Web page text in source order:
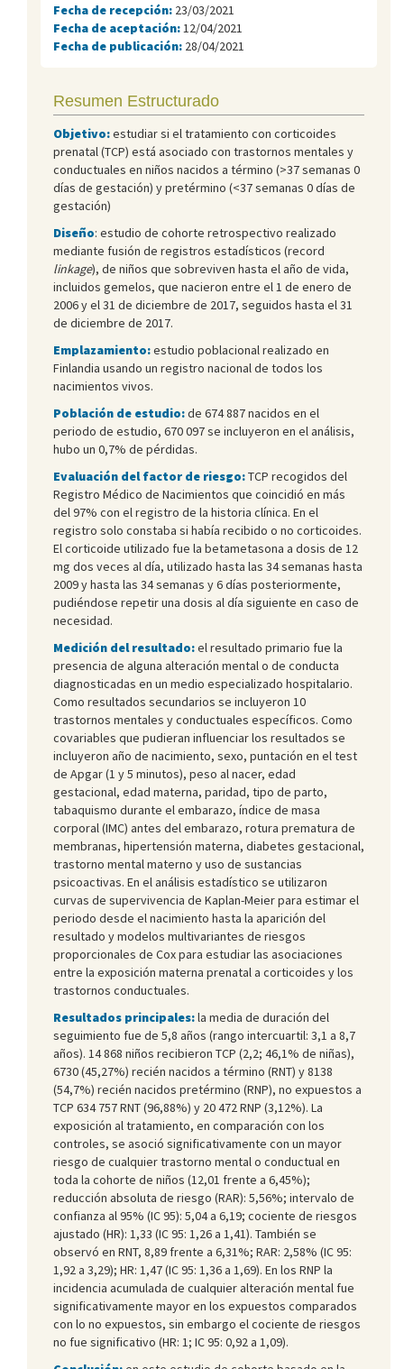
Fecha de recepción: 23/03/2021
Fecha de aceptación: 12/04/2021
Fecha de publicación: 28/04/2021
Resumen Estructurado
Objetivo:estudiar si el tratamiento con corticoides
prenatal (TCP) está asociado con trastornos mentales y
conductuales en niños nacidos a término (>37 semanas 0
días de gestación) y pretérmino (<37 semanas 0 días de
gestación)
Diseño: estudio de cohorte retrospectivo realizado
mediante fusión de registros estadísticos (record
linkage), de niños que sobreviven hasta el año de vida,
incluidos gemelos, que nacieron entre el 1 de enero de
2006 y el 31 de diciembre de 2017, seguidos hasta el 31
de diciembre de 2017.
Emplazamiento:estudio poblacional realizado en
Finlandia usando un registro nacional de todos los
nacimientos vivos.
Población de estudio:de 674 887 nacidos en el
periodo de estudio, 670 097 se incluyeron en el análisis,
hubo un 0,7% de pérdidas.
Evaluación del factor de riesgo:TCP recogidos del
Registro Médico de Nacimientos que coincidió en más
del 97% con el registro de la historia clínica. En el
registro solo constaba si había recibido o no corticoides.
El corticoide utilizado fue la betametasona a dosis de 12
mg dos veces al día, utilizado hasta las 34 semanas hasta
2009 y hasta las 34 semanas y 6 días posteriormente,
pudiéndose repetir una dosis al día siguiente en caso de
necesidad.
Medición del resultado:el resultado primario fue la
presencia de alguna alteración mental o de conducta
diagnosticadas en un medio especializado hospitalario.
Como resultados secundarios se incluyeron 10
trastornos mentales y conductuales específicos. Como
covariables que pudieran influenciar los resultados se
incluyeron año de nacimiento, sexo, puntación en el test
de Apgar (1 y 5 minutos), peso al nacer, edad
gestacional, edad materna, paridad, tipo de parto,
tabaquismo durante el embarazo, índice de masa
corporal (IMC) antes del embarazo, rotura prematura de
membranas, hipertensión materna, diabetes gestacional,
trastorno mental materno y uso de sustancias
psicoactivas. En el análisis estadístico se utilizaron
curvas de supervivencia de Kaplan-Meier para estimar el
periodo desde el nacimiento hasta la aparición del
resultado y modelos multivariantes de riesgos
proporcionales de Cox para estudiar las asociaciones
entre la exposición materna prenatal a corticoides y los
trastornos conductuales.
Resultados principales:la media de duración del
seguimiento fue de 5,8 años (rango intercuartil: 3,1 a 8,7
años). 14 868 niños recibieron TCP (2,2; 46,1% de niñas),
6730 (45,27%) recién nacidos a término (RNT) y 8138
(54,7%) recién nacidos pretérmino (RNP), no expuestos a
TCP 634 757 RNT (96,88%) y 20 472 RNP (3,12%). La
exposición al tratamiento, en comparación con los
controles, se asoció significativamente con un mayor
riesgo de cualquier trastorno mental o conductual en
toda la cohorte de niños (12,01 frente a 6,45%);
reducción absoluta de riesgo (RAR): 5,56%; intervalo de
confianza al 95% (IC 95): 5,04 a 6,19; cociente de riesgos
ajustado (HR): 1,33 (IC 95: 1,26 a 1,41). También se
observó en RNT, 8,89 frente a 6,31%; RAR: 2,58% (IC 95:
1,92 a 3,29); HR: 1,47 (IC 95: 1,36 a 1,69). En los RNP la
incidencia acumulada de cualquier alteración mental fue
significativamente mayor en los expuestos comparados
con lo no expuestos, sin embargo el cociente de riesgos
no fue significativo (HR: 1; IC 95: 0,92 a 1,09).